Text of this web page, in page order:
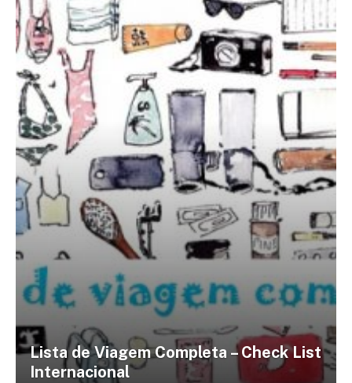
Lista de Viagem Completa – Check List
Internacional